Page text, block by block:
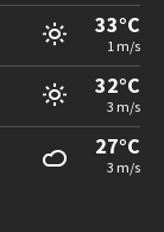
33°C
1 m/s
32°C
3 m/s
27°C
3 m/s